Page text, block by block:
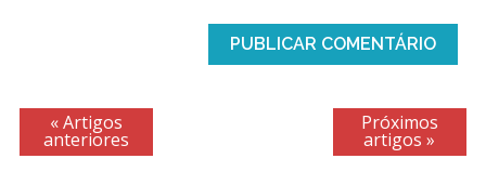
« Artigos
anteriores
Próximos
artigos »